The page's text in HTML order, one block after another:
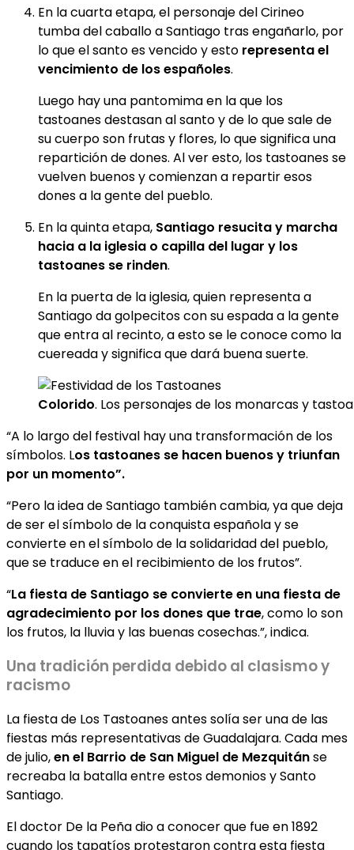
En la cuarta etapa, el personaje del Cirineo
tumba del caballo a Santiago tras engañarlo, por
lo que el santo es vencido y esto representa el
vencimiento de los españoles.
Luego hay una pantomima en la que los
tastoanes destasan al santo y de lo que sale de
su cuerpo son frutas y flores, lo que significa una
repartición de dones. Al ver esto, los tastoanes se
vuelven buenos y comienzan a repartir esos
dones a la gente del pueblo.
En la quinta etapa, Santiago resucita y marcha
hacia a la iglesia o capilla del lugar y los
tastoanes se rinden.
En la puerta de la iglesia, quien representa a
Santiago da golpecitos con su espada a la gente
que entra al recinto, a esto se le conoce como la
cuereada y significa que dará buena suerte.
Colorido. Los personajes de los monarcas y
“A lo largo del festival hay una transformación de los
símbolos. Los tastoanes se hacen buenos y triunfan
por un momento”.
“Pero la idea de Santiago también cambia, ya que deja
de ser el símbolo de la conquista española y se
convierte en el símbolo de la solidaridad del pueblo,
que se traduce en el recibimiento de los frutos”.
“La fiesta de Santiago se convierte en una fiesta de
agradecimiento por los dones que trae, como lo son
los frutos, la lluvia y las buenas cosechas.”, indica.
Una tradición perdida debido al clasismo y
racismo
La fiesta de Los Tastoanes antes solía ser una de las
fiestas más representativas de Guadalajara. Cada mes
de julio,en el Barrio de San Miguel de Mezquitánse
recreaba la batalla entre estos demonios y Santo
Santiago.
El doctor De la Peña dio a conocer que fue en 1892
cuando los tapatíos protestaron contra esta fiesta